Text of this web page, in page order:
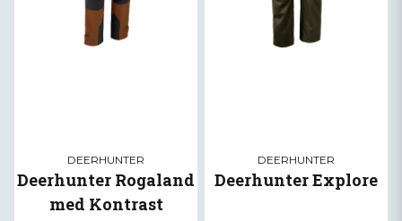
DEERHUNTER
Deerhunter Rogaland
med Kontrast
DEERHUNTER
Deerhunter Explore